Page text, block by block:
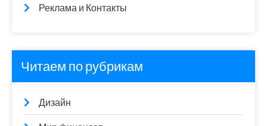
Реклама и Контакты
Читаем по рубрикам
Дизайн